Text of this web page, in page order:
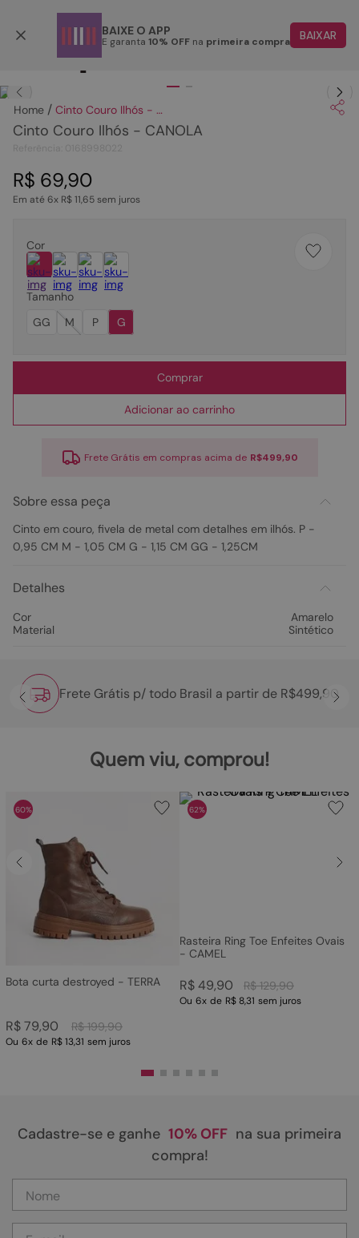
BAIXE O APP
E garanta 10% OFF na primeira compra BAIXAR
Cinto Couro Ilhós - CANOLA
Cinto Couro Ilhós - CANOLA
R$ 69,90
Em até6x R$11,65sem juros
Cor
Tamanho
GG
M P G
Comprar
Adicionar ao carrinho
Frete Grátis em compras acima de R$499,90
Sobre essa peça
Cinto em couro, fivela de metal com detalhes em ilhós. P -
0,95 CM M - 1,05 CM G - 1,15 CM GG - 1,25CM
Detalhes
Cor
Amarelo
Material
Sintético
Frete Grátis p/ todo Brasil a partir de R$499,90
Quem viu, comprou!
60%
Bota curta destroyed - TERRA
R$ 199,90
R$79,90
Ou 6x de R$ 13,31 sem juros
62%
Rasteira Ring Toe Enfeites Ovais
- CAMEL
R$ 129,90
R$49,90
Ou 6x de R$ 8,31 sem juros
Cadastre-se e ganhe 10% OFF na sua primeira
compra!
1º
2º
tenis
4º
rasteira
5º
sandalia
bolsa
sapatilha
couro